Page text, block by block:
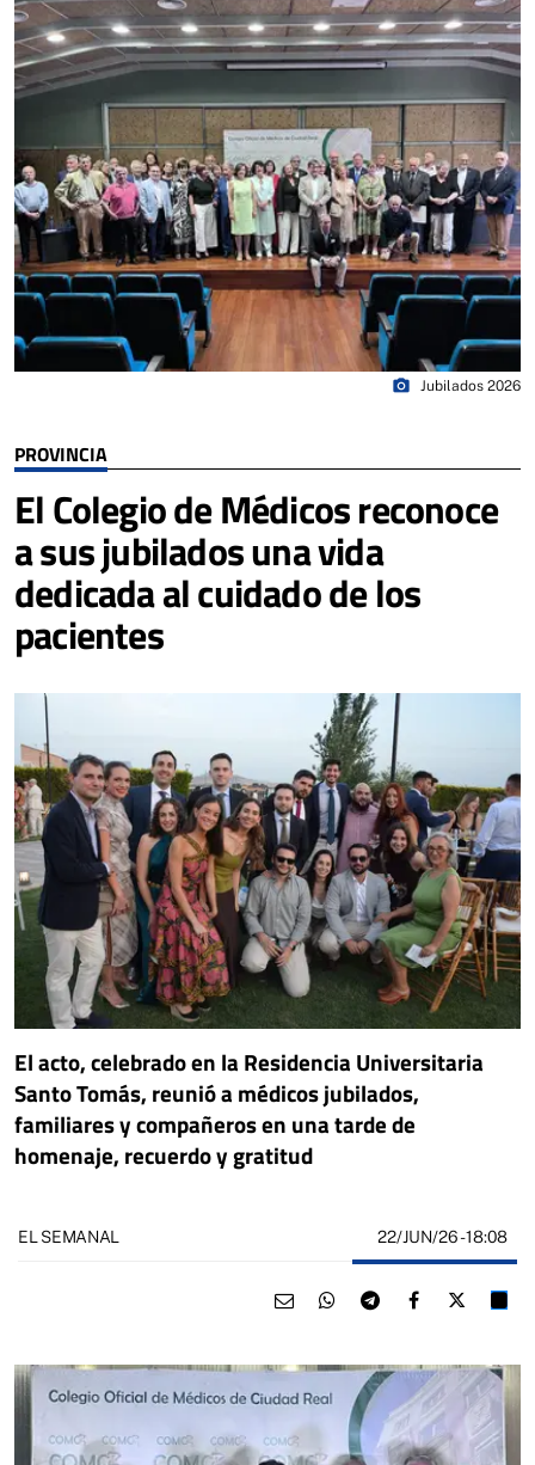
PROVINCIA
El Colegio de Médicos reconoce
a sus jubilados una vida
dedicada al cuidado de los
pacientes
El acto, celebrado en la Residencia Universitaria
Santo Tomás, reunió a médicos jubilados,
familiares y compañeros en una tarde de
homenaje, recuerdo y gratitud
photo_camera Jubilados 2026
EL SEMANAL 22/JUN/26- 18:08